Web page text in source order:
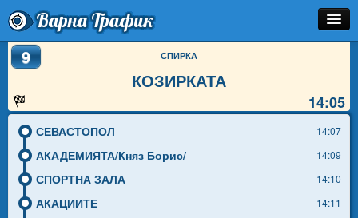
Варна Трафик
Как Да Стигна?
Инфо
9 СПИРКА
КОЗИРКАТА
14:05
СЕВАСТОПОЛ 14:07
АКАДЕМИЯТА/Княз Борис/ 14:09
СПОРТНА ЗАЛА 14:10
АКАЦИИТЕ 14:11